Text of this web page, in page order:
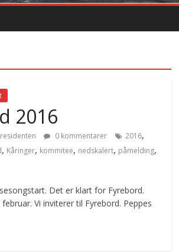
2016
0 kommentarer 2016,
, Kåringer, kommitee, nedskalert, påmelding,
Det er klart for Fyrebord.
Vi inviterer til Fyrebord. Peppes